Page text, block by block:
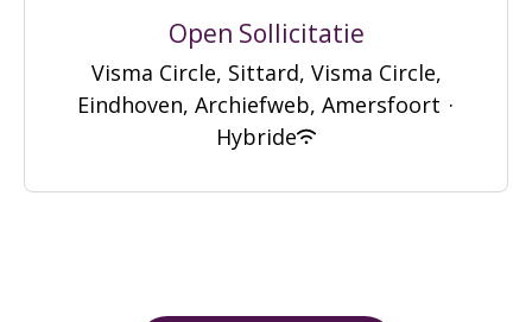
Open Sollicitatie
Visma Circle, Sittard, Visma Circle,
Eindhoven, Archiefweb, Amersfoort ·
Hybride